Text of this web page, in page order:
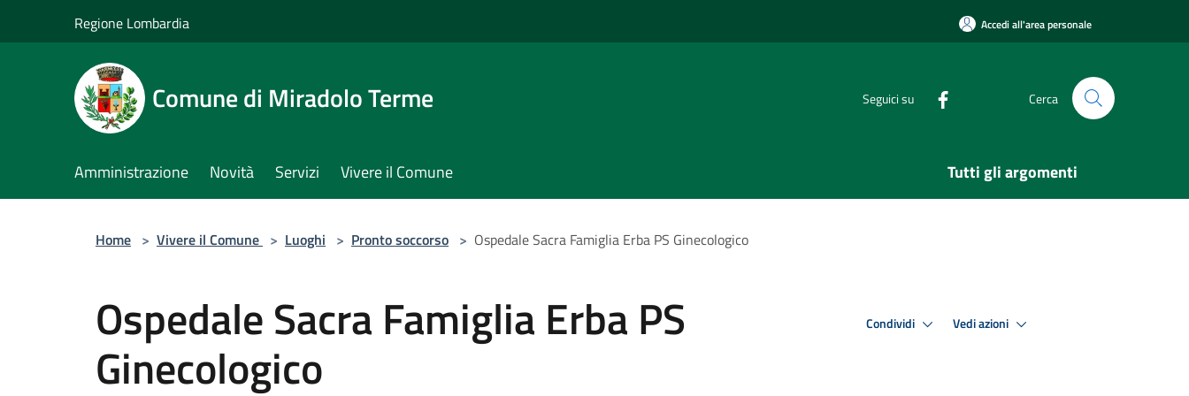
Regione Lombardia Accedi all'area personale
Comune di Miradolo Terme Seguici su Cerca
Amministrazione Novità Servizi Vivere il Comune Tutti gli argomenti
Home > Vivere il Comune > Luoghi > Pronto soccorso > Ospedale Sacra Famiglia Erba PS Ginecologico
Ospedale Sacra Famiglia Erba PS
Ginecologico
Condividi Vedi azioni